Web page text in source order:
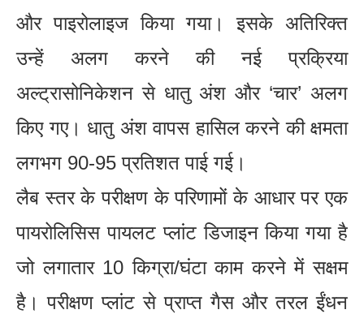
और पाइरोलाइज किया गया। इसके अतिरिक्त
उन्हें अलग करने की नई प्रक्रिया
अल्ट्रासोनिकेशन से धातु अंश और ‘चार’ अलग
किए गए। धातु अंश वापस हासिल करने की क्षमता
लगभग 90-95 प्रतिशत पाई गई।
लैब स्तर के परीक्षण के परिणामों के आधार पर एक
पायरोलिसिस पायलट प्लांट डिजाइन किया गया है
जो लगातार 10 किग्रा/घंटा काम करने में सक्षम
है। परीक्षण प्लांट से प्राप्त गैस और तरल ईंधन